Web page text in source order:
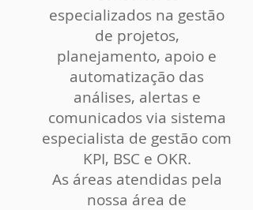
especializados na gestão
de projetos,
planejamento, apoio e
automatização das
análises, alertas e
comunicados via sistema
especialista de gestão com
KPI, BSC e OKR.
As áreas atendidas pela
nossa área de